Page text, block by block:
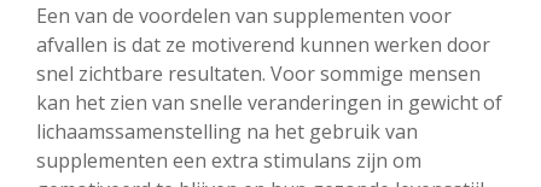
Een van de voordelen van supplementen voor
afvallen is dat ze motiverend kunnen werken door
snel zichtbare resultaten. Voor sommige mensen
kan het zien van snelle veranderingen in gewicht of
lichaamssamenstelling na het gebruik van
supplementen een extra stimulans zijn om